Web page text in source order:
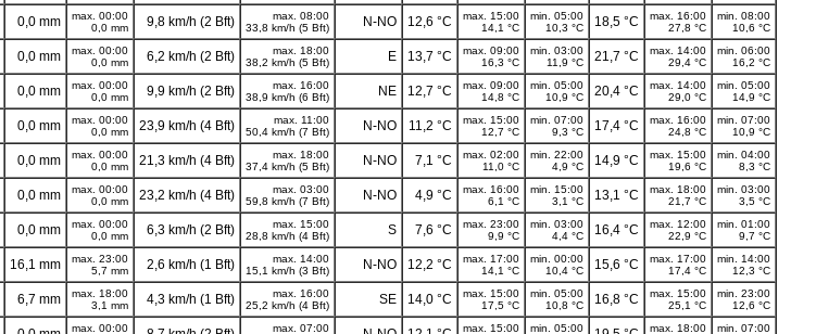
0,0 mm
max. 00:00
0,0 mm
9,8 km/h (2 Bft)
max. 08:00
33,8 km/h (5 Bft)
N-NO 12,6 °C
max. 15:00
14,1 °C
min. 05:00
10,3 °C
18,5 °C
max. 16:00
27,8 °C
min. 08:00
10,6 °C
0,0 mm
max. 00:00
0,0 mm
6,2 km/h (2 Bft)
max. 18:00
38,2 km/h (5 Bft)
E 13,7 °C
max. 09:00
16,3 °C
min. 03:00
11,9 °C
21,7 °C
max. 14:00
29,4 °C
min. 06:00
16,2 °C
0,0 mm
max. 00:00
0,0 mm
9,9 km/h (2 Bft)
max. 16:00
38,9 km/h (6 Bft)
NE 12,7 °C
max. 09:00
14,8 °C
min. 05:00
10,9 °C
20,4 °C
max. 14:00
29,0 °C
min. 05:00
14,9 °C
0,0 mm
max. 00:00
0,0 mm
23,9 km/h (4 Bft)
max. 11:00
50,4 km/h (7 Bft)
N-NO 11,2 °C
max. 15:00
12,7 °C
min. 07:00
9,3 °C
17,4 °C
max. 16:00
24,8 °C
min. 07:00
10,9 °C
0,0 mm
max. 00:00
0,0 mm
21,3 km/h (4 Bft)
max. 18:00
37,4 km/h (5 Bft)
N-NO 7,1 °C
max. 02:00
11,0 °C
min. 22:00
4,9 °C
14,9 °C
max. 15:00
19,6 °C
min. 04:00
8,3 °C
0,0 mm
max. 00:00
0,0 mm
23,2 km/h (4 Bft)
max. 03:00
59,8 km/h (7 Bft)
N-NO 4,9 °C
max. 16:00
6,1 °C
min. 15:00
3,1 °C
13,1 °C
max. 18:00
21,7 °C
min. 03:00
3,5 °C
0,0 mm
max. 00:00
0,0 mm
6,3 km/h (2 Bft)
max. 15:00
28,8 km/h (4 Bft)
S 7,6 °C
max. 23:00
9,9 °C
min. 03:00
4,4 °C
16,4 °C
max. 12:00
22,9 °C
min. 01:00
9,7 °C
16,1 mm
max. 23:00
5,7 mm
2,6 km/h (1 Bft)
max. 14:00
15,1 km/h (3 Bft)
N-NO 12,2 °C
max. 17:00
14,1 °C
min. 00:00
10,4 °C
15,6 °C
max. 17:00
17,4 °C
min. 14:00
12,3 °C
6,7 mm
max. 18:00
3,1 mm
4,3 km/h (1 Bft)
max. 16:00
25,2 km/h (4 Bft)
SE 14,0 °C
max. 15:00
17,5 °C
min. 05:00
10,8 °C
16,8 °C
max. 15:00
25,1 °C
min. 23:00
12,6 °C
max. 00:00
max. 07:00
max. 15:00
min. 05:00
max. 18:00
min. 07:00